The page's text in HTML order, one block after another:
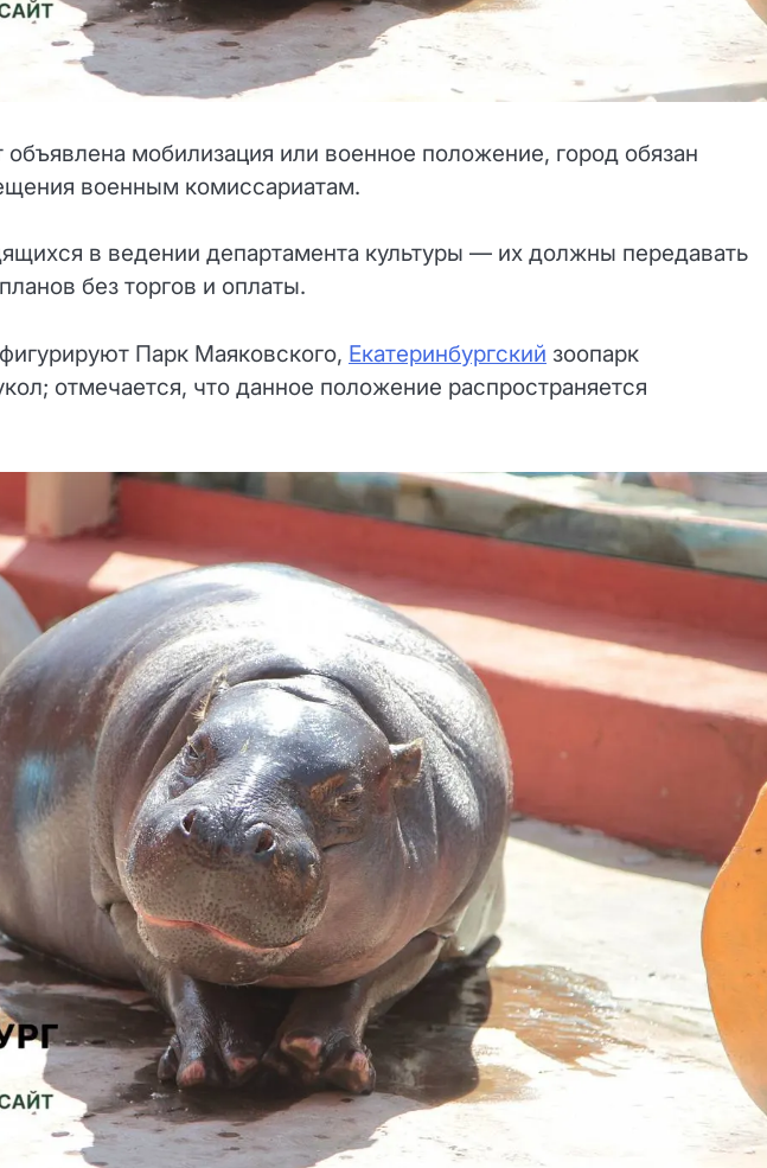
мобилизация или военное положение, город обязан
военным комиссариатам.
в ведении департамента культуры — их должны передавать
без торгов и оплаты.
Парк Маяковского, Екатеринбургский зоопарк
отмечается, что данное положение распространяется